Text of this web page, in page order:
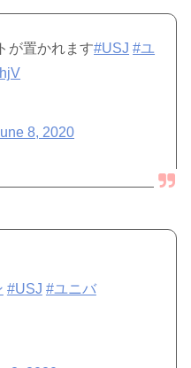
が置かれます#USJ #ユ
8, 2020
#USJ #ユニバ